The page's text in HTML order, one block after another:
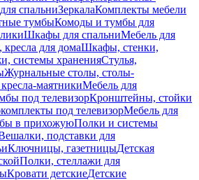
спальниЗеркалаКомплекты мебели
тумбыКомоды и тумбы для
Шкафы для спальниМебель для
для домаШкафы, стенки,
системы храненияСтулья,
Журнальные столы, столы-
маятникиМебель для
под телевизорКронштейны, стойки
под телевизорМебель для
в прихожуюПолки и системы
подставки для
Ключницы, газетницыДетская
Полки, стеллажи для
Кровати детскиеДетские